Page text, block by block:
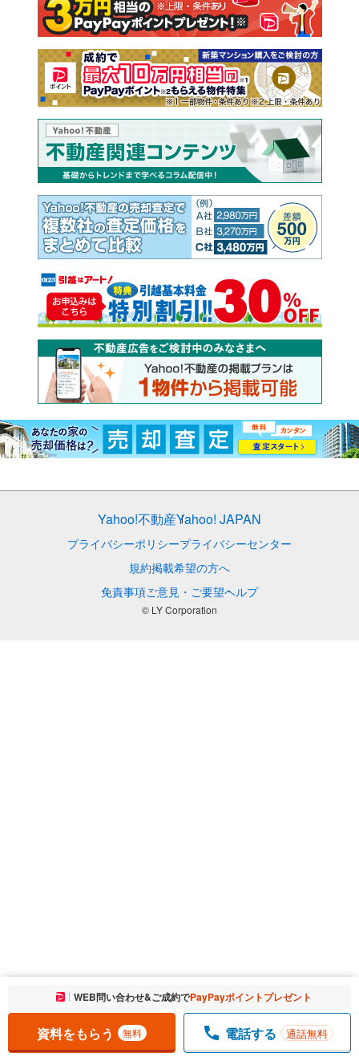
お気に入りに追加しました。 一覧を開く
WEB問い合わせ&ご成約でPayPayポイントプレゼント
資料をもらう 無料 電話する 通話無料
売却査定
Yahoo!不動産Yahoo! JAPAN
プライバシーポリシープライバシーセンター
規約掲載希望の方へ
免責事項ご意見・ご要望ヘルプ
© LY Corporation